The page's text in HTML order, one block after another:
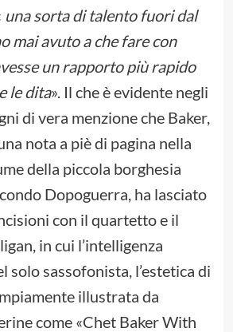
una sorta di talento fuori dal
mai avuto a che fare con
un rapporto più rapido
le dita». Il che è evidente negli
di vera menzione che Baker,
nota a piè di pagina nella
della piccola borghesia
Dopoguerra, ha lasciato
con il quartetto e il
in cui l’intelligenza
solo sassofonista, l’estetica di
illustrata da
come «Chet Baker With